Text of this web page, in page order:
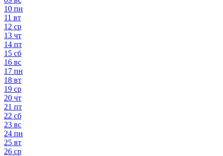
10 пн
11 вт
12 ср
13 чт
14 пт
15 сб
16 вс
17 пн
18 вт
19 ср
20 чт
21 пт
22 сб
23 вс
24 пн
25 вт
26 ср